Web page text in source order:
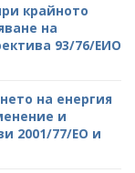
крайното
на
93/76/ЕИО
на енергия
и
2001/77/ЕО и